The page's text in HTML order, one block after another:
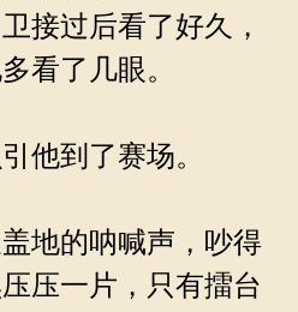
接过后看了好久，
看了几眼。
他到了赛场。
地的呐喊声，吵得
压一片，只有擂台